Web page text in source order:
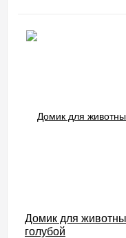
Домик для
голубой